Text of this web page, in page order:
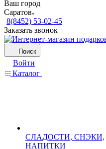
Ваш город
Саратов
8(8452) 53-02-45
Заказать звонок
Поиск
Войти
Каталог
СЛАДОСТИ, СНЭКИ,
НАПИТКИ